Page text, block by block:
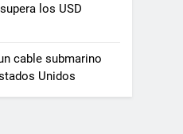
los USD
cable submarino
Unidos